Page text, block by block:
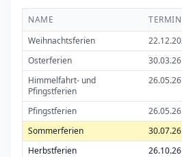
NAME TERMIN
Weihnachtsferien
Osterferien
Himmelfahrt- und
Pfingstferien
Pfingstferien
Sommerferien
Herbstferien